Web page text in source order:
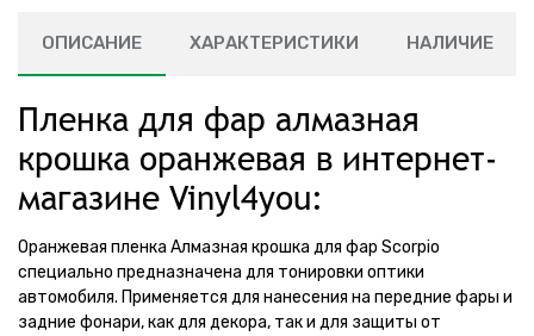
ОПИСАНИЕ ХАРАКТЕРИСТИКИ НАЛИЧИЕ
Пленка для фар алмазная
крошка оранжевая в интернет-
магазине Vinyl4you:
Оранжевая пленка Алмазная крошка для фар Scorpio
специально предназначена для тонировки оптики
автомобиля. Применяется для нанесения на передние фары и
задние фонари, как для декора, так и для защиты от